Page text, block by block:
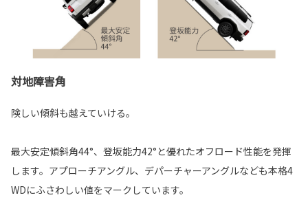
対地障害角
険しい傾斜も越えていける。
最大安定傾斜角44°、登坂能力42°と優れたオフロード性能を発揮
します。アプローチアングル、デパーチャーアングルなども本格4
WDにふさわしい値をマークしています。